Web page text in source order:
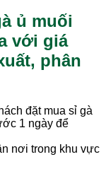
ủ muối
với giá
phân
đặt mua sỉ gà
1 ngày để
nơi trong khu vực